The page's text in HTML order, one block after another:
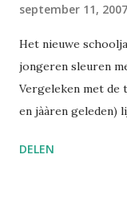
september 11, 2007
Het nieuwe
jongeren sleuren
Vergeleken met de
en jààren geleden)
luut verboden. Zou
DELEN